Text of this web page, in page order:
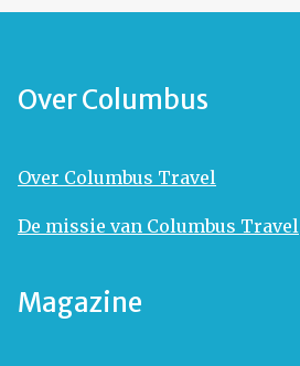
Over Columbus
Over Columbus Travel
De missie van Columbus Travel
Magazine